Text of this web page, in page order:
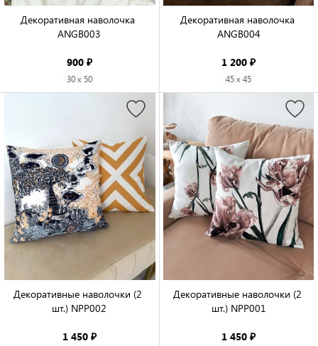
Декоративная наволочка
ANGB003
900 ₽
30 x 50
Декоративная наволочка
ANGB004
1 200 ₽
45 x 45
Декоративные наволочки (2
шт.) NPP002
1 450 ₽
Декоративные наволочки (2
шт.) NPP001
1 450 ₽